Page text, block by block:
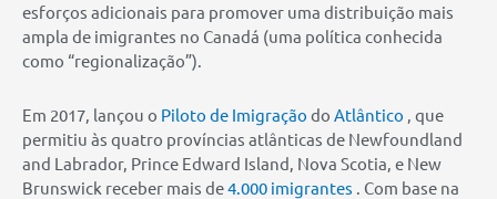
esforços adicionais para promover uma distribuição mais
ampla de imigrantes no Canadá (uma política conhecida
como “regionalização”).
Em 2017, lançou o Piloto de Imigração do Atlântico , que
permitiu às quatro províncias atlânticas de Newfoundland
and Labrador, Prince Edward Island, Nova Scotia, e New
Brunswick receber mais de4.000 imigrantes . Com base na